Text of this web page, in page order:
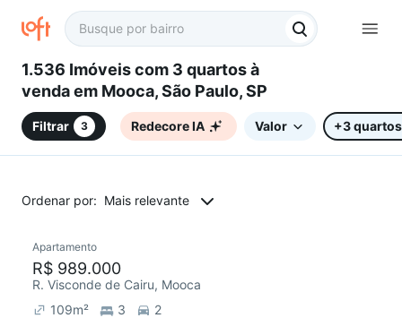
1.536 Imóveis com 3 quartos à
venda em Mooca, São Paulo, SP
Filtrar 3 Redecore IA Valor +3 quartos
Ordenar por: Mais relevante
Apartamento
R$ 989.000
R. Visconde de Cairu, Mooca
109m² 3
2